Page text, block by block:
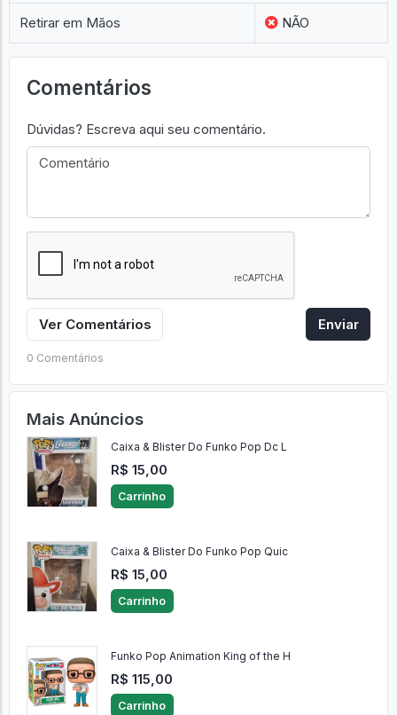
Retirar em Mãos NÃO
Comentários
Dúvidas? Escreva aqui seu comentário.
Ver Comentários Enviar
0 Comentários
Mais Anúncios
Caixa & Blister Do Funko Pop Dc L
R$ 15,00
Carrinho
Caixa & Blister Do Funko Pop Quic
R$ 15,00
Carrinho
Funko Pop Animation King of the H
R$ 115,00
Carrinho